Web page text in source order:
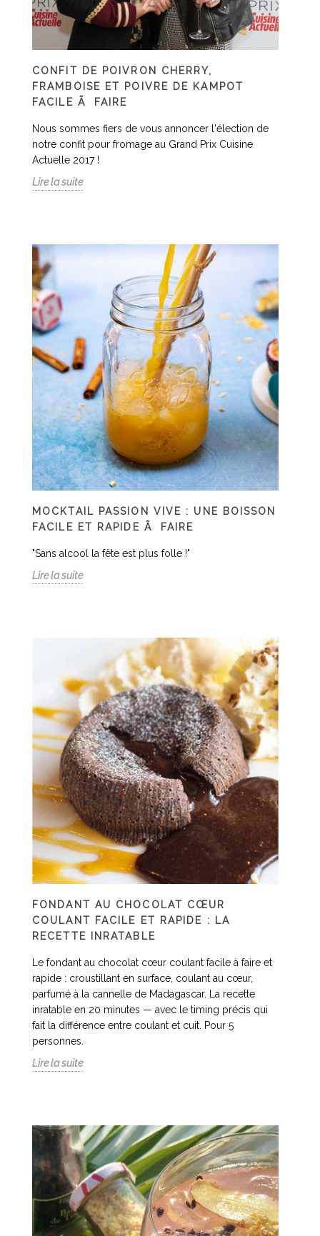
CONFIT DE POIVRON CHERRY,
FRAMBOISE ET POIVRE DE KAMPOT
FACILE Ã FAIRE
Nous sommes fiers de vous annoncer l'élection de
notre confit pour fromage au Grand Prix Cuisine
Actuelle 2017 !
Lire la suite
MOCKTAIL PASSION VIVE : UNE BOISSON
FACILE ET RAPIDE Ã FAIRE
"Sans alcool la fête est plus folle !"
Lire la suite
FONDANT AU CHOCOLAT CŒUR
COULANT FACILE ET RAPIDE : LA
RECETTE INRATABLE
Le fondant au chocolat cœur coulant facile à faire et
rapide : croustillant en surface, coulant au cœur,
parfumé à la cannelle de Madagascar. La recette
inratable en 20 minutes — avec le timing précis qui
fait la différence entre coulant et cuit. Pour 5
personnes.
Lire la suite